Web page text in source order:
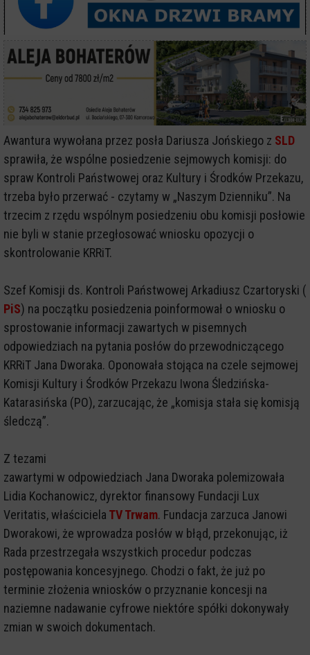
Awantura wywołana przez posła Dariusza Jońskiego z SLD
sprawiła, że wspólne posiedzenie sejmowych komisji: do
spraw Kontroli Państwowej oraz Kultury i Środków Przekazu,
trzeba było przerwać - czytamy w „Naszym Dzienniku”. Na
trzecim z rzędu wspólnym posiedzeniu obu komisji posłowie
nie byli w stanie przegłosować wniosku opozycji o
skontrolowanie KRRiT.
Szef Komisji ds. Kontroli Państwowej Arkadiusz Czartoryski (
PiS) na początku posiedzenia poinformował o wniosku o
sprostowanie informacji zawartych w pisemnych
odpowiedziach na pytania posłów do przewodniczącego
KRRiT Jana Dworaka. Oponowała stojąca na czele sejmowej
Komisji Kultury i Środków Przekazu Iwona Śledzińska-
Katarasińska (PO), zarzucając, że „komisja stała się komisją
śledczą”.
Z tezami
zawartymi w odpowiedziach Jana Dworaka polemizowała
Lidia Kochanowicz, dyrektor finansowy Fundacji Lux
Veritatis, właściciela TV Trwam. Fundacja zarzuca Janowi
Dworakowi, że wprowadza posłów w błąd, przekonując, iż
Rada przestrzegała wszystkich procedur podczas
postępowania koncesyjnego. Chodzi o fakt, że już po
terminie złożenia wniosków o przyznanie koncesji na
naziemne nadawanie cyfrowe niektóre spółki dokonywały
zmian w swoich dokumentach.